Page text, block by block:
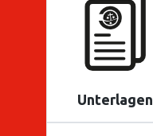
Unterlagen